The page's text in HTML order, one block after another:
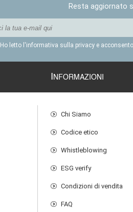
Resta aggiornato
Ho letto l'informativa sulla privacy e
NFORMAZIONI
Chi Siamo
Codice etico
Whistleblowing
ESG verify
Condizioni di vendita
FAQ